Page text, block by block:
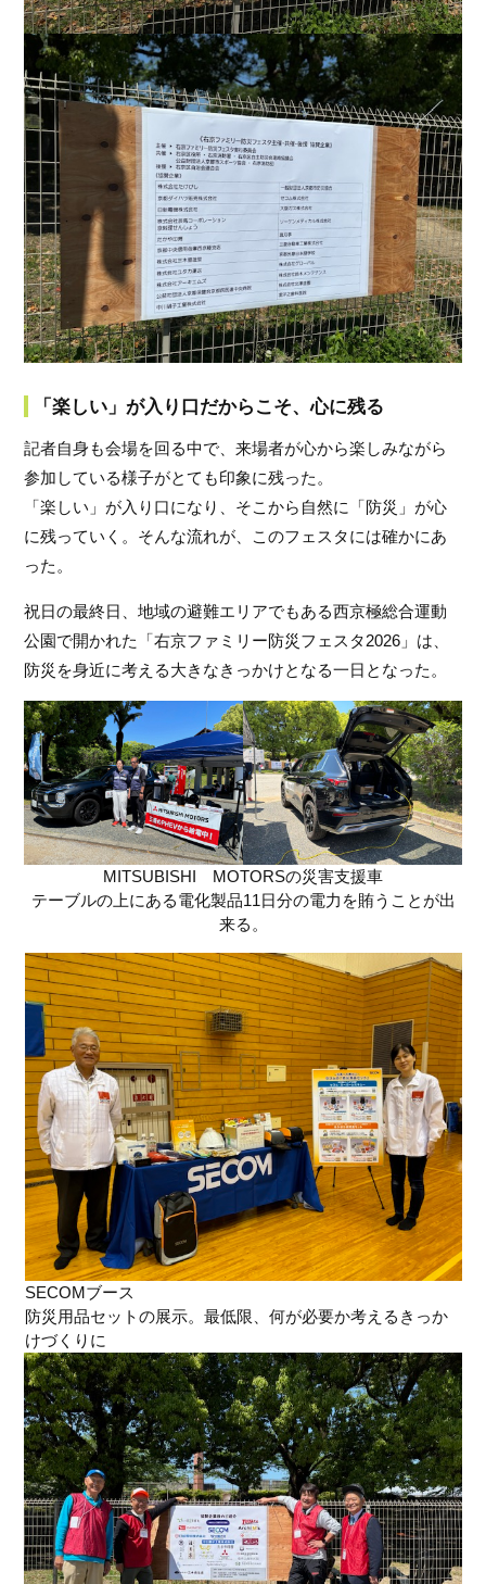
「楽しい」が入り口だからこそ、心に残る
記者自身も会場を回る中で、来場者が心から楽しみながら
参加している様子がとても印象に残った。
「楽しい」が入り口になり、そこから自然に「防災」が心
に残っていく。そんな流れが、このフェスタには確かにあ
った。
祝日の最終日、地域の避難エリアでもある西京極総合運動
公園で開かれた「右京ファミリー防災フェスタ2026」は、
防災を身近に考える大きなきっかけとなる一日となった。
MITSUBISHI MOTORSの災害支援車
テーブルの上にある電化製品11日分の電力を賄うことが出
来る。
SECOMブース
防災用品セットの展示。最低限、何が必要か考えるきっか
けづくりに